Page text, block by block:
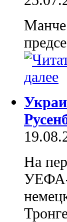
На
УЕФА-